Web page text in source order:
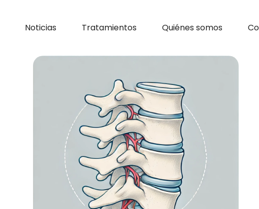
Noticias Tratamientos Quiénes somos